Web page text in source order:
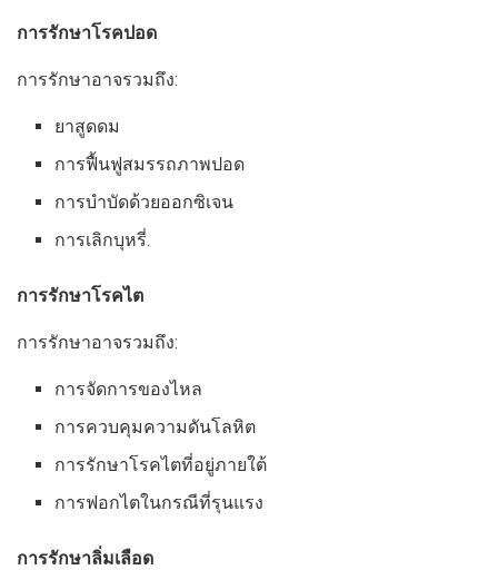
การรักษาโรคปอด
การรักษาอาจรวมถึง:
ยาสูดดม
การฟื้นฟูสมรรถภาพปอด
การบำบัดด้วยออกซิเจน
การเลิกบุหรี่.
การรักษาโรคไต
การรักษาอาจรวมถึง:
การจัดการของไหล
การควบคุมความดันโลหิต
การรักษาโรคไตที่อยู่ภายใต้
การฟอกไตในกรณีที่รุนแรง
การรักษาลิ่มเลือด